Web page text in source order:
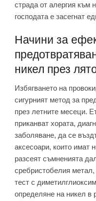
страда от алергия към
господата е засегнат
Начини за
никел през
Избягването на
сигурният метод за
през летните месеци.
приканват хората,
заболяване, да се
аксесоари, които имат
разсеят съмненията
сребристобелия
тест с
определяне на никел в